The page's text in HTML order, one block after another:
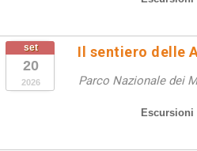
set
20
2026
Il sentiero delle
Parco Nazionale dei
Escursioni